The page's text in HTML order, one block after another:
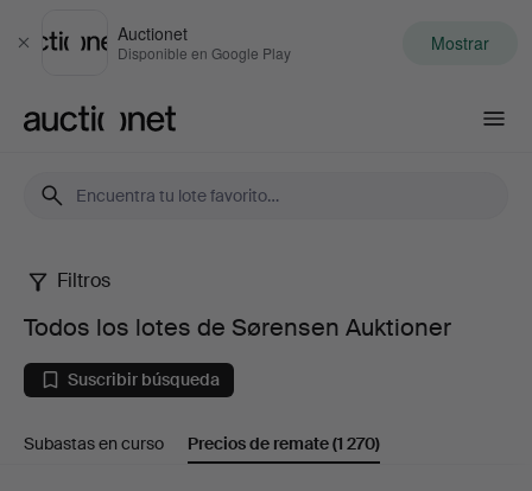
Cerrar
Auctionet
Disponible en Google Play Mostrar
Todos
los
lotes
de
Filtros
Todos los lotes de Sørensen Auktioner
Suscribir búsqueda
Subastas en curso Precios de remate(1 270)